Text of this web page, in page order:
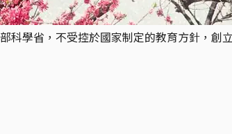
科學省，不受控於國家制定的教育方針，創